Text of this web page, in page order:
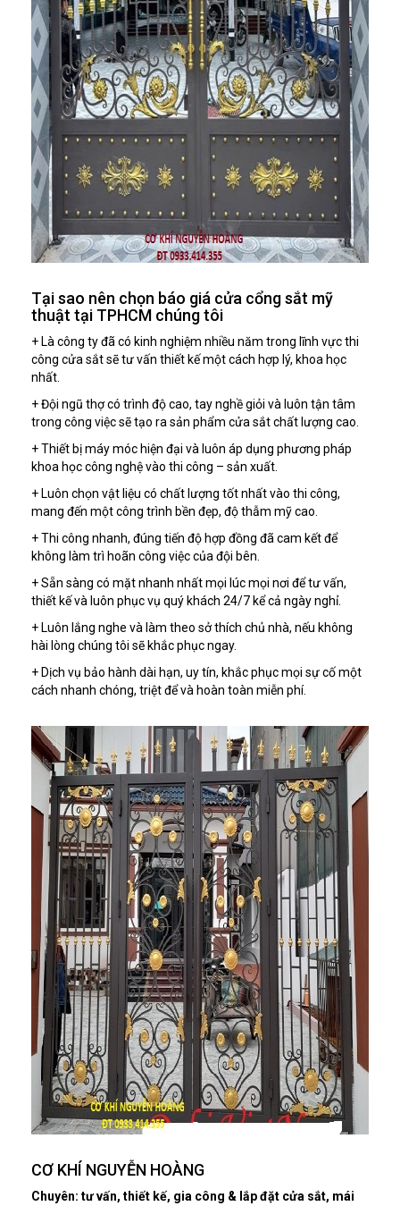
Tại sao nên chọn báo giá cửa cổng sắt mỹ
thuật tại TPHCM chúng tôi
+ Là công ty đã có kinh nghiệm nhiều năm trong lĩnh vực thi
công cửa sắt sẽ tư vấn thiết kế một cách hợp lý, khoa học
nhất.
+ Đội ngũ thợ có trình độ cao, tay nghề giỏi và luôn tận tâm
trong công việc sẽ tạo ra sản phẩm cửa sắt chất lượng cao.
+ Thiết bị máy móc hiện đại và luôn áp dụng phương pháp
khoa học công nghệ vào thi công – sản xuất.
+ Luôn chọn vật liệu có chất lượng tốt nhất vào thi công,
mang đến một công trình bền đẹp, độ thẫm mỹ cao.
+ Thi công nhanh, đúng tiến độ hợp đồng đã cam kết để
không làm trì hoãn công việc của đội bên.
+ Sẵn sàng có mặt nhanh nhất mọi lúc mọi nơi để tư vấn,
thiết kế và luôn phục vụ quý khách 24/7 kể cả ngày nghỉ.
+ Luôn lắng nghe và làm theo sở thích chủ nhà, nếu không
hài lòng chúng tôi sẽ khắc phục ngay.
+ Dịch vụ bảo hành dài hạn, uy tín, khắc phục mọi sự cố một
cách nhanh chóng, triệt để và hoàn toàn miễn phí.
CƠ KHÍ NGUYỄN HOÀNG
Chuyên: tư vấn, thiết kế, gia công & lắp đặt cửa sắt, mái